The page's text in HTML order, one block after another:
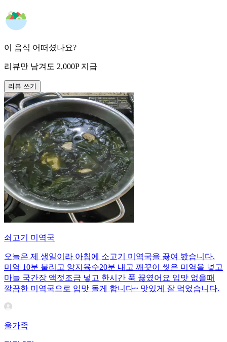
이 음식 어떠셨나요?
리뷰만 남겨도 2,000P 지급
리뷰 쓰기
쇠고기 미역국
오늘은 제 생일이라 아침에 소고기 미역국을 끓여 봤습니다.
미역 10분 불리고 양지육수20분 내고 깨끗이 씻은 미역을 넣고
마늘 국간장 액젓조금 넣고 한시간 푹 끓였어요 입맛 없을때
깔끔한 미역국으로 입맛 돌게 합니다~ 맛있게 잘 먹었습니다.
울가족